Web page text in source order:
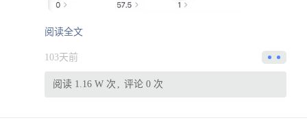
阅读全文
103天前
阅读 1.16 W 次 评论 0 次